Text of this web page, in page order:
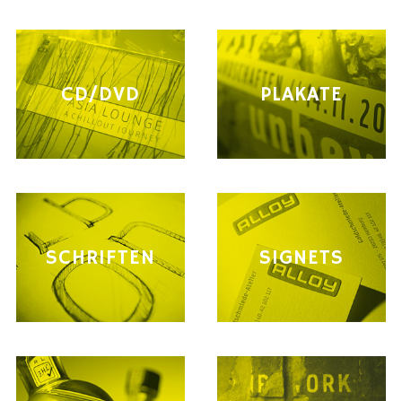
CD/DVD PLAKATE
SCHRIFTEN SIGNETS